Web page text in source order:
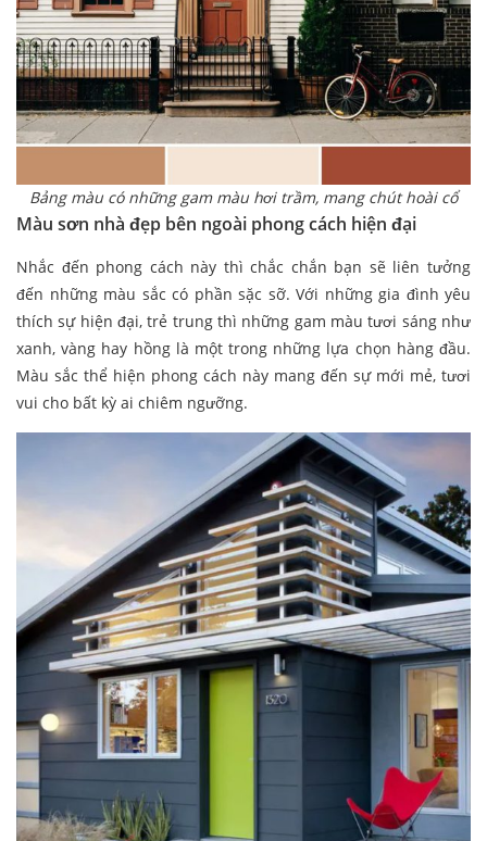
Bảng màu có những gam màu hơi trầm, mang chút hoài cổ
Màu sơn nhà đẹp bên ngoài phong cách hiện đại
Nhắc đến phong cách này thì chắc chắn bạn sẽ liên tưởng
đến những màu sắc có phần sặc sỡ. Với những gia đình yêu
thích sự hiện đại, trẻ trung thì những gam màu tươi sáng như
xanh, vàng hay hồng là một trong những lựa chọn hàng đầu.
Màu sắc thể hiện phong cách này mang đến sự mới mẻ, tươi
vui cho bất kỳ ai chiêm ngưỡng.